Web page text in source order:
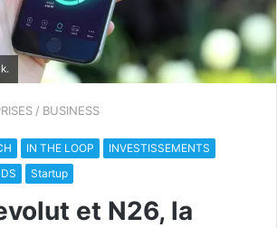
/ BUSINESS
IN THE LOOP
INVESTISSEMENTS
Startup
et N26, la